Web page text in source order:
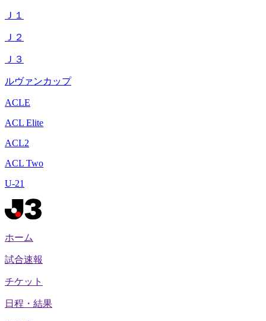
Ｊ１
Ｊ２
Ｊ３
ルヴァンカップ
ACLE
ACL Elite
ACL2
ACL Two
U-21
ホーム
試合速報
チケット
日程・結果